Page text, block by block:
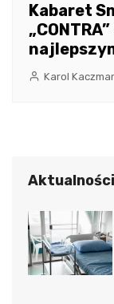
Kabaret
Karol
Aktualności